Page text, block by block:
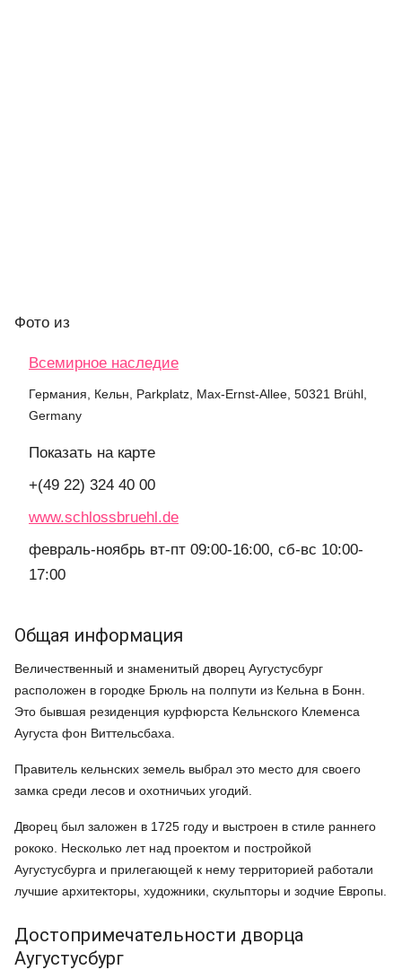
Фото из
Всемирное наследие
Германия, Кельн, Parkplatz, Max-Ernst-Allee, 50321 Brühl,
Germany
Показать на карте
+(49 22) 324 40 00
www.schlossbruehl.de
февраль-ноябрь вт-пт 09:00-16:00, сб-вс 10:00-
17:00
Общая информация
Величественный и знаменитый дворец Аугустусбург
расположен в городке Брюль на полпути из Кельна в Бонн.
Это бывшая резиденция курфюрста Кельнского Клеменса
Аугуста фон Виттельсбаха.
Правитель кельнских земель выбрал это место для своего
замка среди лесов и охотничьих угодий.
Дворец был заложен в 1725 году и выстроен в стиле раннего
рококо. Несколько лет над проектом и постройкой
Аугустусбурга и прилегающей к нему территорией работали
лучшие архитекторы, художники, скульпторы и зодчие Европы.
Достопримечательности дворца
Аугустусбург